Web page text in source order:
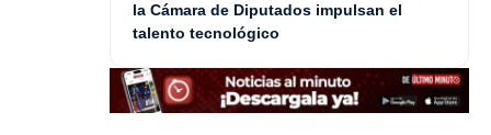
la Cámara de Diputados impulsan el
talento tecnológico